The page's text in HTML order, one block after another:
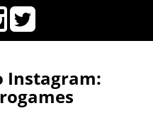
Instagram: